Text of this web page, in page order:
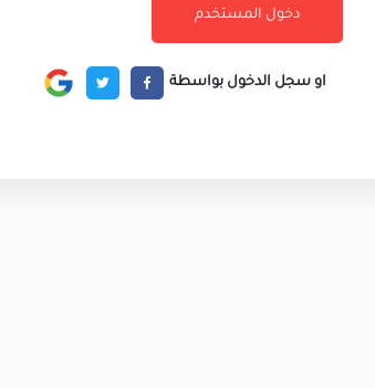
او سجل الدخول بواسطة